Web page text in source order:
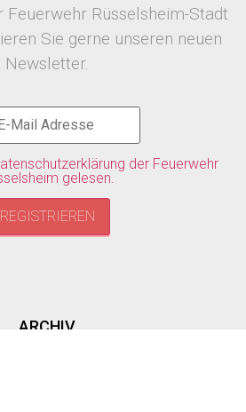
Feuerwehr Rüsselsheim-Stadt
Sie gerne unseren neuen
Newsletter.
der Feuerwehr
gelesen.
ARCHIV